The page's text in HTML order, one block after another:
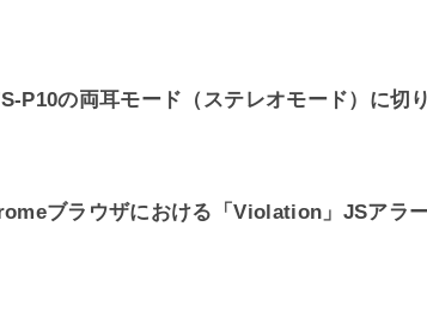
P10の両耳モード（ステレオモード）に切
ブラウザにおける「Violation」JSアラ